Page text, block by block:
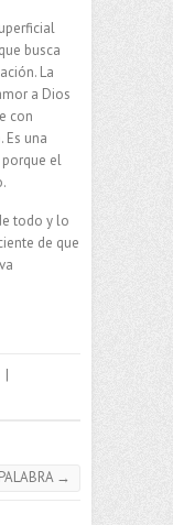
busca
La
a Dios
con
Es una
el
todo y lo
de que
|
→